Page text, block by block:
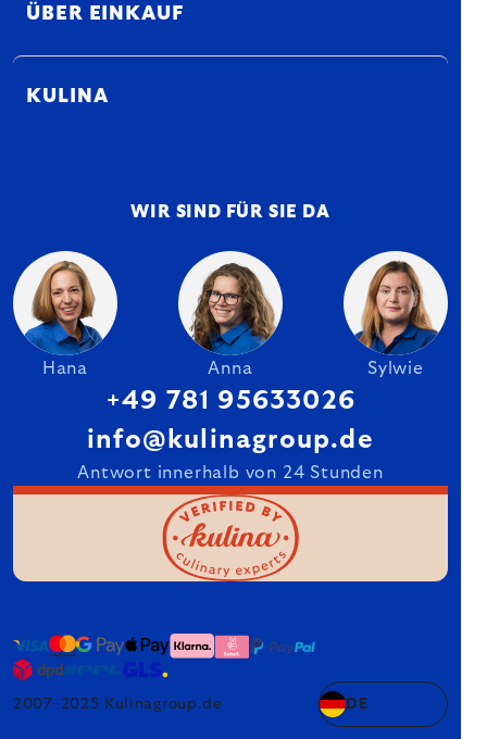
ÜBER EINKAUF
KULINA
WIR SIND FÜR SIE DA
Hana Anna Sylwie
+49 781 95633026
info@kulinagroup.de
Antwort innerhalb von 24 Stunden
2007–2025 Kulinagroup.de DE